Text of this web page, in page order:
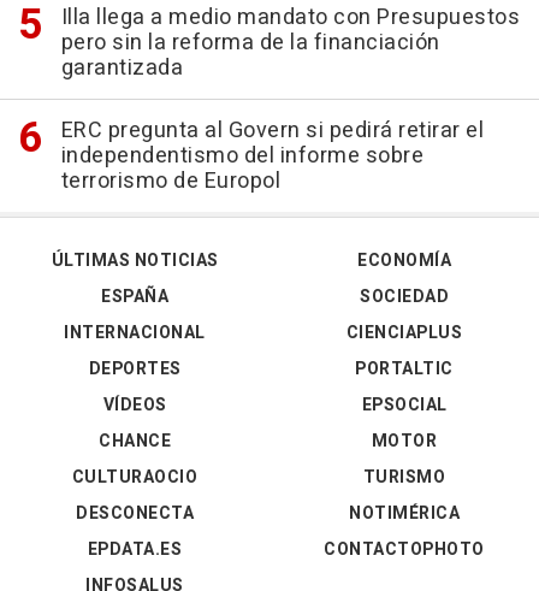
Illa llega a medio mandato con Presupuestos
pero sin la reforma de la financiación
garantizada
ERC pregunta al Govern si pedirá retirar el
independentismo del informe sobre
terrorismo de Europol
ÚLTIMAS NOTICIAS
ESPAÑA
INTERNACIONAL
DEPORTES
VÍDEOS
ECONOMÍA
SOCIEDAD
CIENCIAPLUS
PORTALTIC
EPSOCIAL
CHANCE
CULTURAOCIO
DESCONECTA
EPDATA.ES
MOTOR
TURISMO
NOTIMÉRICA
CONTACTOPHOTO